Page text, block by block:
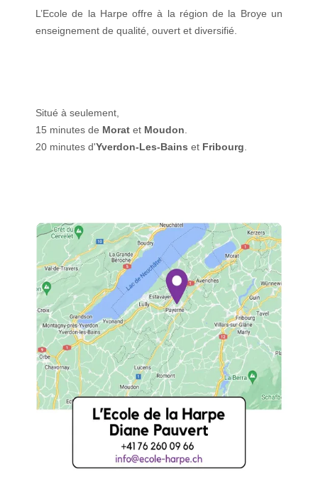
L’Ecole de la Harpe offre à la région de la Broye un
enseignement de qualité, ouvert et diversifié.
Situé à seulement,
15 minutes de Morat et Moudon
20 minutes d'Yverdon-Les-Bains et Fribourg